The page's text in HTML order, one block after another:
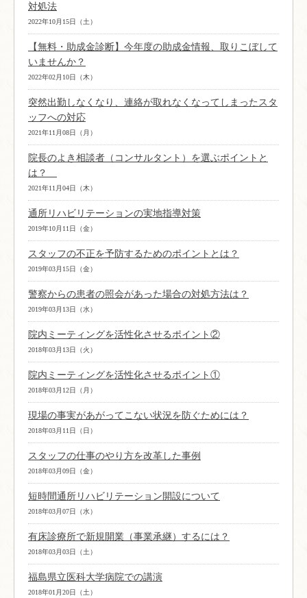
対処法
2022年10月15日（土）
【無料・助成金診断】今年度の助成金情報、取りこぼして
いませんか？
2022年02月10日（木）
突然出勤しなくなり、連絡が取れなくなってしまったスタ
ッフへの対応
2021年11月08日（月）
院長のよき相談者（コンサルタント）を選ぶポイントと
は？
2021年11月04日（木）
通所リハビリテーションの実地指導対策
2019年10月11日（金）
スタッフの不正を予防するためのポイントとは？
2019年03月15日（金）
警察からの患者の照会があった場合の対処方法は？
2019年03月13日（水）
院内ミーティングを活性化させるポイント②
2018年03月13日（火）
院内ミーティングを活性化させるポイント①
2018年03月12日（月）
現場の事実があがってこない状況を防ぐためには？
2018年03月11日（日）
スタッフの仕事のやり方を改革した事例
2018年03月09日（金）
短時間通所リハビリテーション開設について
2018年03月07日（水）
有床診療所で新規開業（事業承継）するには？
2018年03月03日（土）
福島県立医科大学病院での講演
2018年01月20日（土）